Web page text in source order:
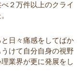
２万件以上のクライ
日々痛感をしてばか
けて自分自身の視野
業界が更に発展をし